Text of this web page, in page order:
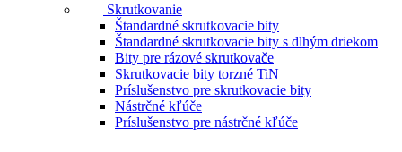
Skrutkovanie
Štandardné skrutkovacie bity
Štandardné skrutkovacie bity s dlhým driekom
Bity pre rázové skrutkovače
Skrutkovacie bity torzné TiN
Príslušenstvo pre skrutkovacie bity
Nástrčné kľúče
Príslušenstvo pre nástrčné kľúče